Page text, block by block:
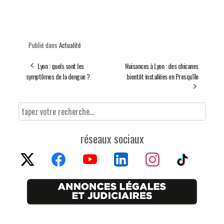
Publié dans Actualité
Lyon : quels sont les
symptômes de la dengue ?
Nuisances à Lyon : des chicanes
bientôt installées en Presqu'île
réseaux sociaux